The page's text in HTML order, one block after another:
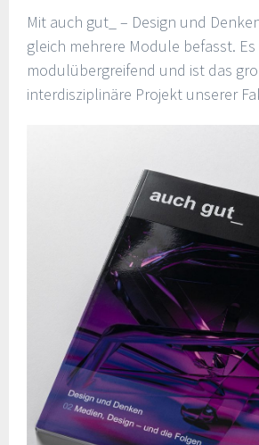
Mit auch gut_ – Design und
gleich mehrere Module befasst.
modulübergreifend und ist das
interdisziplinäre Projekt unserer